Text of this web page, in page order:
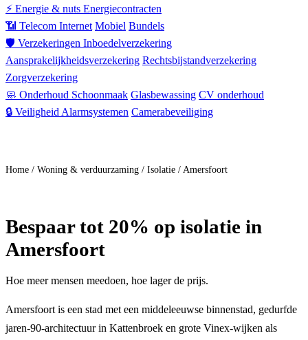
⚡ Energie & nuts Energiecontracten
📶 Telecom Internet Mobiel Bundels
🛡 Verzekeringen Inboedelverzekering
Aansprakelijkheidsverzekering Rechtsbijstandverzekering
Zorgverzekering
🧼 Onderhoud Schoonmaak Glasbewassing CV onderhoud
🔒 Veiligheid Alarmsystemen Camerabeveiliging
Home / Woning & verduurzaming / Isolatie / Amersfoort
Bespaartot 20% op isolatie in
Amersfoort
Hoe meer mensen meedoen, hoe lager de prijs.
Amersfoort is een stad met een middeleeuwse binnenstad, gedurfde
jaren-90-architectuur in Kattenbroek en grote Vinex-wijken als